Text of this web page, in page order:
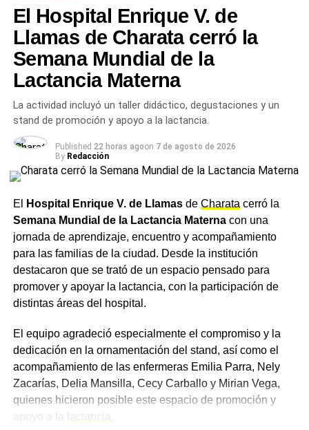
para el inicio de la semana
El pronóstico anticipa un nuevo enfriamiento a partir del
lunes, cuando la máxima bajará hasta los 15,4°C, con
una probabilidad de lluvias del 10%. La tendencia fresca
continuará el martes, con una máxima de 14,3°C, y se
sostendrá hasta el miércoles, con una máxima de 16,6°C.
El jueves se espera la jornada más fría de la semana, con
una máxima de 13,9°C y una probabilidad de lluvias del
20%, mientras que hacia el viernes y el sábado siguiente
las temperaturas se recuperarían levemente, con una
fecha.
Ante el descenso de temperaturas previsto para los
próximos días, se recomienda a los vecinos de Charata
abrigarse adecuadamente, en especial durante las horas
de la madrugada.
El Hospital Enrique V. de
Llamas de Charata cerró la
Semana Mundial de la
Lactancia Materna
La actividad incluyó un taller didáctico, degustaciones y un
stand de promoción y apoyo a la lactancia.
Published 22 horas agoon 7 de agosto de 2026
By Redacción
El Hospital Enrique V. de Llamasde Charata cerró la
Semana Mundial de la Lactancia Maternacon una
jornada de aprendizaje, encuentro y acompañamiento
para las familias de la ciudad. Desde la institución
destacaron que se trató de un espacio pensado para
promover y apoyar la lactancia, con la participación de
distintas áreas del hospital.
El equipo agradeció especialmente el compromiso y la
dedicación en la ornamentación del stand, así como el
acompañamiento de las enfermeras Emilia Parra, Nely
Zacarías, Delia Mansilla, Cecy Carballo y Mirian Vega,
quienes hicieron posible este espacio de promoción y
lactancia